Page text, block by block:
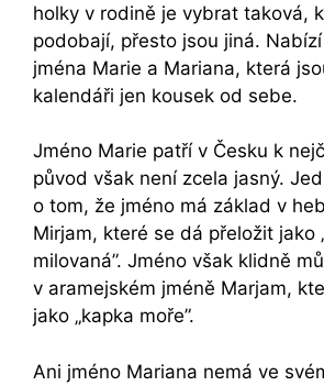
holky v rodině je vybrat taková,
podobají, přesto jsou jiná.
jména Marie a Mariana, která
kalendáři jen kousek od sebe.
Jméno Marie patří v Česku k
původ však není zcela jasný.
o tom, že jméno má základ v
Mirjam, které se dá přeložit jako
milovaná”. Jméno však klidně
v aramejském jméně Marjam,
jako „kapka moře”.
Ani jméno Mariana nemá ve